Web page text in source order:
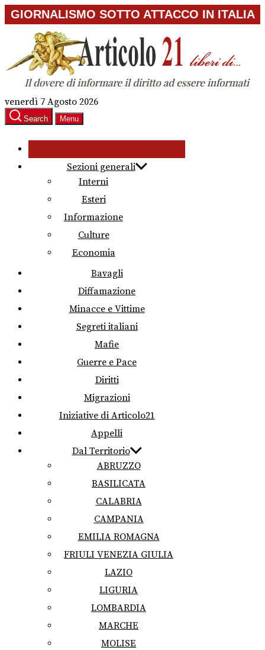
Skip
to
content
GIORNALISMO SOTTO ATTACCO IN ITALIA
venerdì 7 Agosto 2026
Search Menu
Sezioni generali
Interni
Esteri
Informazione
Culture
Economia
Bavagli
Diffamazione
Minacce e Vittime
Segreti italiani
Mafie
Guerre e Pace
Diritti
Migrazioni
Iniziative di Articolo21
Appelli
Dal Territorio
ABRUZZO
BASILICATA
CALABRIA
CAMPANIA
EMILIA ROMAGNA
FRIULI VENEZIA GIULIA
LAZIO
LIGURIA
LOMBARDIA
MARCHE
MOLISE